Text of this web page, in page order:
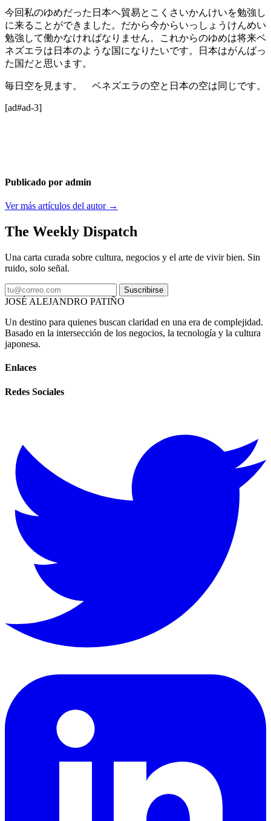
今回私のゆめだった日本ヘ貿易とこくさいかんけいを勉強し
に来ることができました。だから今からいっしょうけんめい
勉強して働かなければなりません。これからのゆめは将来ベ
ネズエラは日本のような国になりたいです。日本はがんばっ
た国だと思います。
毎日空を見ます。 ベネズエラの空と日本の空は同じです。
[ad#ad-3]
Publicado por admin
Ver más artículos del autor →
The Weekly Dispatch
Una carta curada sobre cultura, negocios y el arte de vivir bien. Sin
ruido, solo señal.
Suscribirse
JOSÉ ALEJANDRO PATIÑO
Un destino para quienes buscan claridad en una era de complejidad.
Basado en la intersección de los negocios, la tecnología y la cultura
japonesa.
Enlaces
Redes Sociales